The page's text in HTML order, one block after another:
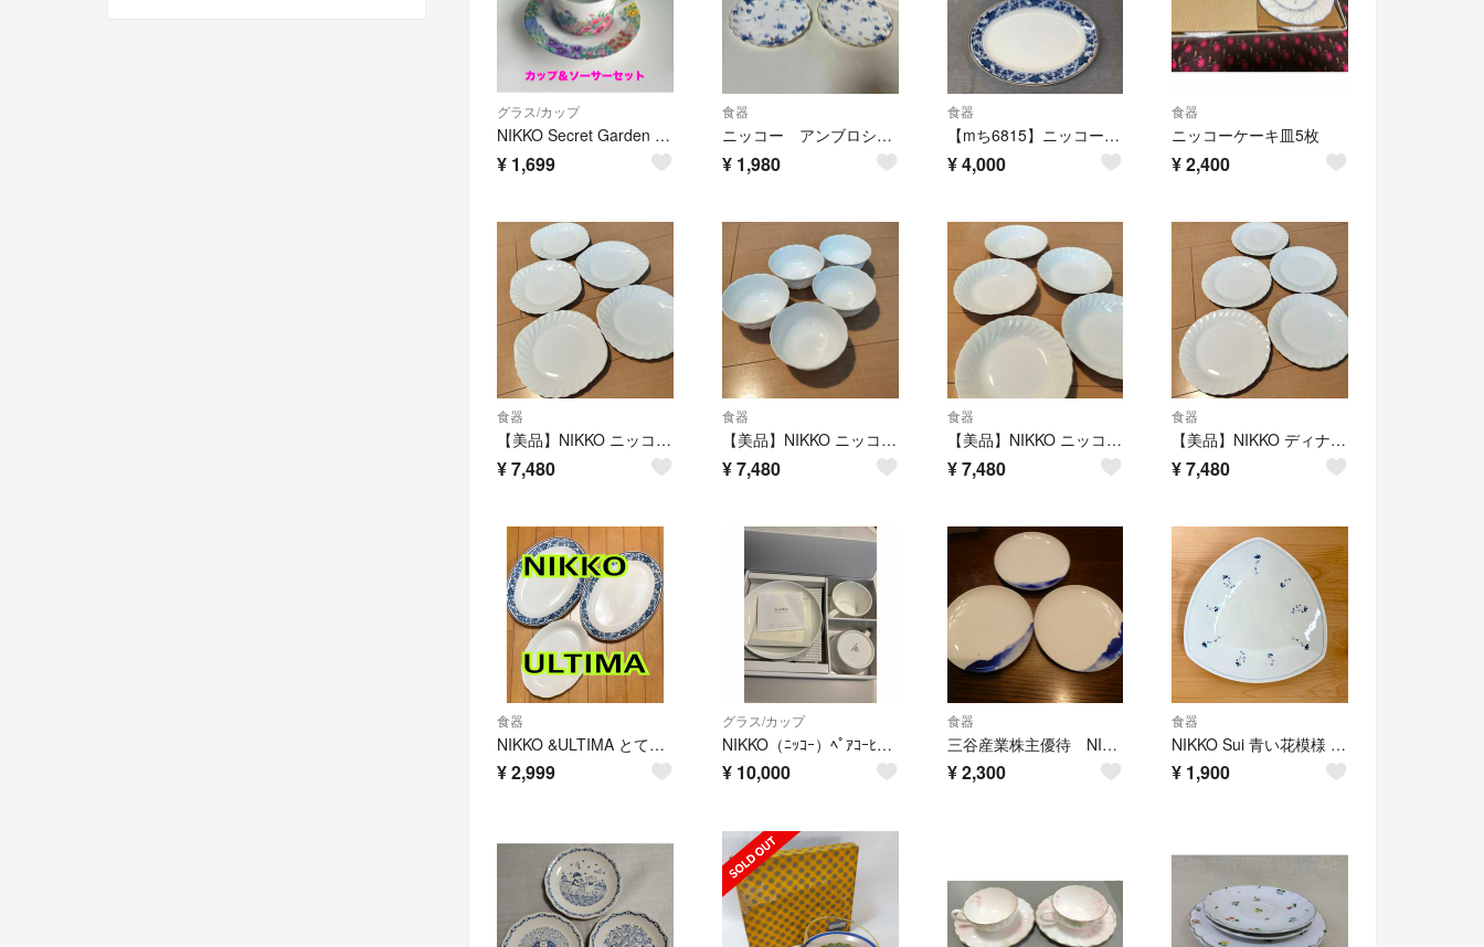
グラス/カップ
NIKKO Secret Garden カップ＆ソーサー 鑑賞用 来客用
¥ 1,699
食器
ニッコー アンブロシア ケーキ皿 2枚 セット 未使用品 ペア
¥ 1,980
食器
【mち6815】ニッコー ダブルフェニックス アイアンストーン 葡萄 オーバル
¥4,000
食器
ニッコーケーキ皿5枚
¥2,400
食器
【美品】NIKKO ニッコー ケーキプレート 5枚セット 皿 ボーンチャイナ
¥7,480
食器
【美品】NIKKO ニッコー ボウル 5枚セット 皿 ファインボーンチャイナ
¥7,480
食器
【美品】NIKKO ニッコー 皿 5枚セット FINE BONE CHINA
¥7,480
食器
【美品】NIKKO ディナープレート 5枚セット 皿 ファインボーンチャイナ
¥7,480
食器
NIKKO &ULTIMA とても大きなオーバル皿 3枚セット
¥2,999
グラス/カップ
NIKKO（ﾆｯｺｰ）ﾍﾟｱｺｰﾋｰ碗皿（ｽﾌﾟｰﾝ付）
¥ 10,000
食器
三谷産業株主優待 NIKKO 皿 3枚セット
¥2,300
食器
NIKKO Sui 青い花模様 大皿 三角皿
¥ 1,900